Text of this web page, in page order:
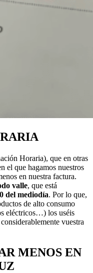
Horaria), que en otras
el que hagamos nuestros
en nuestra factura.
valle, que está
del mediodía. Por lo que,
de alto consumo
eléctricos…) los uséis
vuestra
MENOS EN